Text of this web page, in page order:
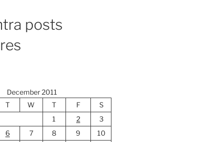
posts
December 2011
T
W T F
S
1
2
3
6
7 8 9
10